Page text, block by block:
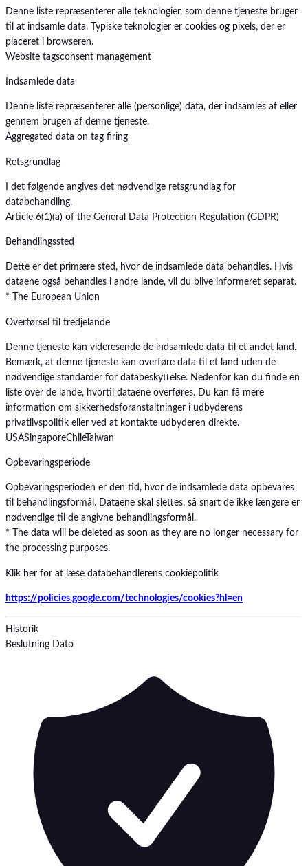
Denne liste repræsenterer alle teknologier, som denne tjeneste bruger
til at indsamle data. Typiske teknologier er cookies og pixels, der er
placeret i browseren.
Website tagsconsent management
Indsamlede data
Denne liste repræsenterer alle (personlige) data, der indsamles af eller
gennem brugen af denne tjeneste.
Aggregated data on tag firing
Retsgrundlag
I det følgende angives det nødvendige retsgrundlag for
databehandling.
Article 6(1)(a) of the General Data Protection Regulation (GDPR)
Behandlingssted
Dette er det primære sted, hvor de indsamlede data behandles. Hvis
dataene også behandles i andre lande, vil du blive informeret separat.
* The European Union
Overførsel til tredjelande
Denne tjeneste kan videresende de indsamlede data til et andet land.
Bemærk, at denne tjeneste kan overføre data til et land uden de
nødvendige standarder for databeskyttelse. Nedenfor kan du finde en
liste over de lande, hvortil dataene overføres. Du kan få mere
information om sikkerhedsforanstaltninger i udbyderens
privatlivspolitik eller ved at kontakte udbyderen direkte.
USASingaporeChileTaiwan
Opbevaringsperiode
Opbevaringsperioden er den tid, hvor de indsamlede data opbevares
til behandlingsformål. Dataene skal slettes, så snart de ikke længere er
nødvendige til de angivne behandlingsformål.
* The data will be deleted as soon as they are no longer necessary for
the processing purposes.
Klik her for at læse databehandlerens cookiepolitik
https://policies.google.com/technologies/cookies?hl=en
Historik
Beslutning Dato